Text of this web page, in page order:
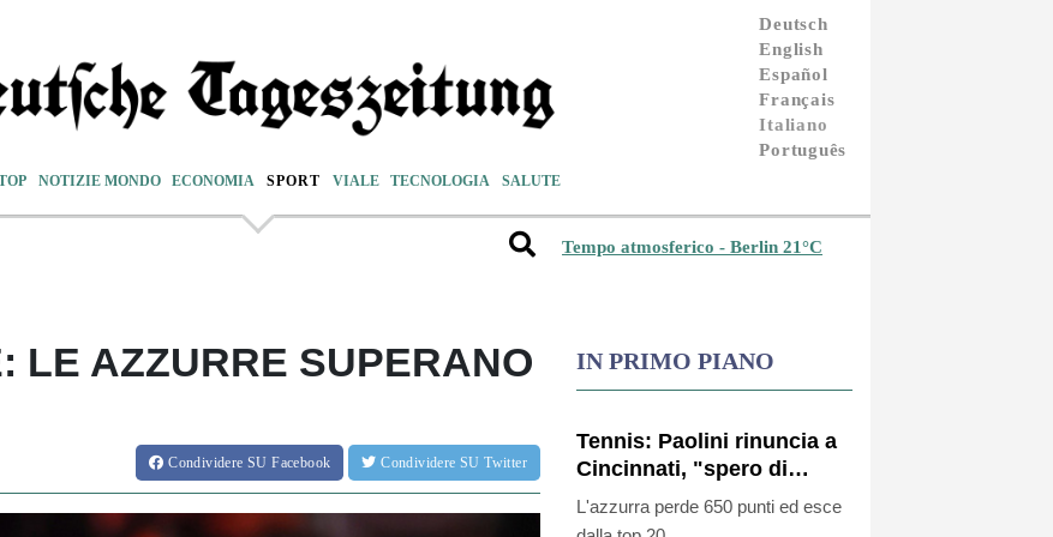
Deutsch
English
Español
Français
Italiano
Português
NOTIZIE MONDO ECONOMIA SPORT VIALE TECNOLOGIA SALUTE
Tempo atmosferico - Berlin 21°C
LE AZZURRE SUPERANO
Condividere SU Facebook Condividere SU Twitter
IN PRIMO PIANO
Tennis: Paolini rinuncia a
Cincinnati, "spero di
essere al 100% agli Us
Open"
L'azzurra perde 650 punti ed esce